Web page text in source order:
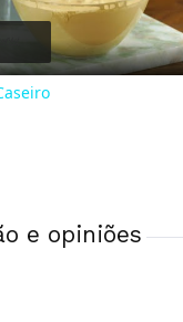
Video
e opiniões